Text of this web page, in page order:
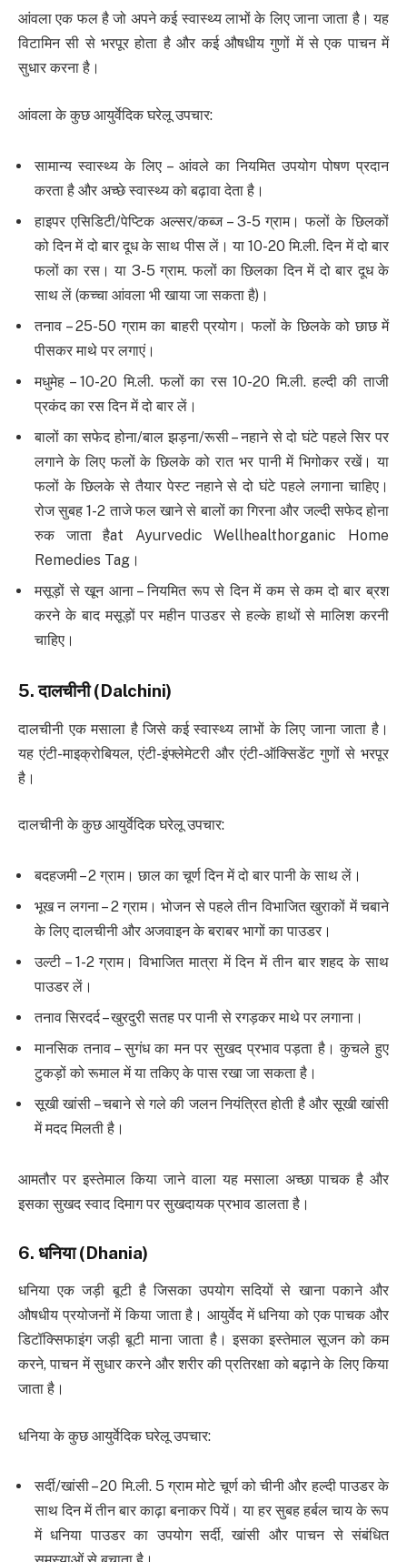
आंवला एक फल है जो अपने कई स्वास्थ्य लाभों के लिए जाना जाता है। यह
विटामिन सी से भरपूर होता है और कई औषधीय गुणों में से एक पाचन में
सुधार करना है।
आंवला के कुछ आयुर्वेदिक घरेलू उपचार:
सामान्य स्वास्थ्य के लिए – आंवले का नियमित उपयोग पोषण प्रदान
करता है और अच्छे स्वास्थ्य को बढ़ावा देता है।
हाइपर एसिडिटी/पेप्टिक अल्सर/कब्ज – 3-5 ग्राम। फलों के छिलकों
को दिन में दो बार दूध के साथ पीस लें। या 10-20 मि.ली. दिन में दो बार
फलों का रस। या 3-5 ग्राम. फलों का छिलका दिन में दो बार दूध के
साथ लें (कच्चा आंवला भी खाया जा सकता है)।
तनाव – 25-50 ग्राम का बाहरी प्रयोग। फलों के छिलके को छाछ में
पीसकर माथे पर लगाएं।
मधुमेह – 10-20 मि.ली. फलों का रस 10-20 मि.ली. हल्दी की ताजी
प्रकंद का रस दिन में दो बार लें।
बालों का सफेद होना/बाल झड़ना/रूसी – नहाने से दो घंटे पहले सिर पर
लगाने के लिए फलों के छिलके को रात भर पानी में भिगोकर रखें। या
फलों के छिलके से तैयार पेस्ट नहाने से दो घंटे पहले लगाना चाहिए।
रोज सुबह 1-2 ताजे फल खाने से बालों का गिरना और जल्दी सफेद होना
रुक जाता हैat Ayurvedic Wellhealthorganic Home
Remedies Tag।
मसूड़ों से खून आना – नियमित रूप से दिन में कम से कम दो बार ब्रश
करने के बाद मसूड़ों पर महीन पाउडर से हल्के हाथों से मालिश करनी
चाहिए।
5.दालचीनी(Dalchini)
दालचीनी एक मसाला है जिसे कई स्वास्थ्य लाभों के लिए जाना जाता है।
यह एंटी-माइक्रोबियल, एंटी-इंफ्लेमेटरी और एंटी-ऑक्सिडेंट गुणों से भरपूर
है।
दालचीनी के कुछ आयुर्वेदिक घरेलू उपचार:
बदहजमी – 2 ग्राम। छाल का चूर्ण दिन में दो बार पानी के साथ लें।
भूख न लगना – 2 ग्राम। भोजन से पहले तीन विभाजित खुराकों में चबाने
के लिए दालचीनी और अजवाइन के बराबर भागों का पाउडर।
उल्टी – 1-2 ग्राम। विभाजित मात्रा में दिन में तीन बार शहद के साथ
पाउडर लें।
तनाव सिरदर्द – खुरदुरी सतह पर पानी से रगड़कर माथे पर लगाना।
मानसिक तनाव – सुगंध का मन पर सुखद प्रभाव पड़ता है। कुचले हुए
टुकड़ों को रूमाल में या तकिए के पास रखा जा सकता है।
सूखी खांसी – चबाने से गले की जलन नियंत्रित होती है और सूखी खांसी
में मदद मिलती है।
आमतौर पर इस्तेमाल किया जाने वाला यह मसाला अच्छा पाचक है और
इसका सुखद स्वाद दिमाग पर सुखदायक प्रभाव डालता है।
6. धनिया(Dhania)
धनिया एक जड़ी बूटी है जिसका उपयोग सदियों से खाना पकाने और
औषधीय प्रयोजनों में किया जाता है। आयुर्वेद में धनिया को एक पाचक और
डिटॉक्सिफाइंग जड़ी बूटी माना जाता है। इसका इस्तेमाल सूजन को कम
करने, पाचन में सुधार करने और शरीर की प्रतिरक्षा को बढ़ाने के लिए किया
जाता है।
धनिया के कुछ आयुर्वेदिक घरेलू उपचार:
सर्दी/खांसी – 20 मि.ली. 5 ग्राम मोटे चूर्ण को चीनी और हल्दी पाउडर के
साथ दिन में तीन बार काढ़ा बनाकर पियें। या हर सुबह हर्बल चाय के रूप
में धनिया पाउडर का उपयोग सर्दी, खांसी और पाचन से संबंधित